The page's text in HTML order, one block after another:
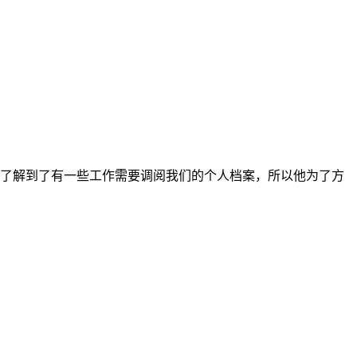
解到了有一些工作需要调阅我们的个人档案，所以他为了方